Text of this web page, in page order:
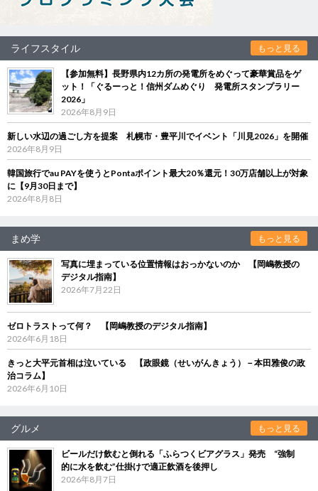
ライフスタイル もっと見る
【参加無料】長野県内12カ所の発電所をめぐって豪華賞品をゲ
ット！「ぐるーっと！信州ダムめぐり 発電所スタンプラリー
2026」
2026年8月9日
新しい水辺の過ごし方を提案 札幌市・豊平川でイベント「川見2026」を開催
2026年8月9日
韓国旅行でau PAYを使うとPontaポイント最大20％還元！30万店舗以上が対象
に【9月30日まで】
2026年8月8日
まめ学 もっと見る
写真に埋まっている位置情報はおっかないのか 【岡嶋教授の
デジタル指南】
2026年7月22日
ゼロトラストって何？ 【岡嶋教授のデジタル指南】
2026年6月18日
きっと大平元首相は泣いている 【政眼鏡（せいがんきょう）－本田雅俊の政
治コラム】
2026年6月10日
グルメ もっと見る
ビールだけ飲むと倒れる「ふらつくビアグラス」発売 “強制
的に水を飲む”仕掛けで適正飲酒を後押し
2026年8月7日